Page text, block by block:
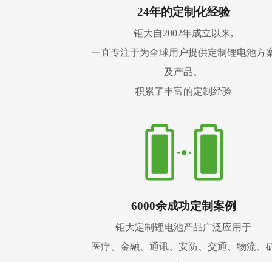
24年的定制化经验
钜大自2002年成立以来,
一直专注于为全球用户提供定制锂电池方
及产品。
积累了丰富的定制经验
6000余成功定制案例
钜大定制锂电池产品广泛应用于
医疗、金融、通讯、安防、交通、物流、